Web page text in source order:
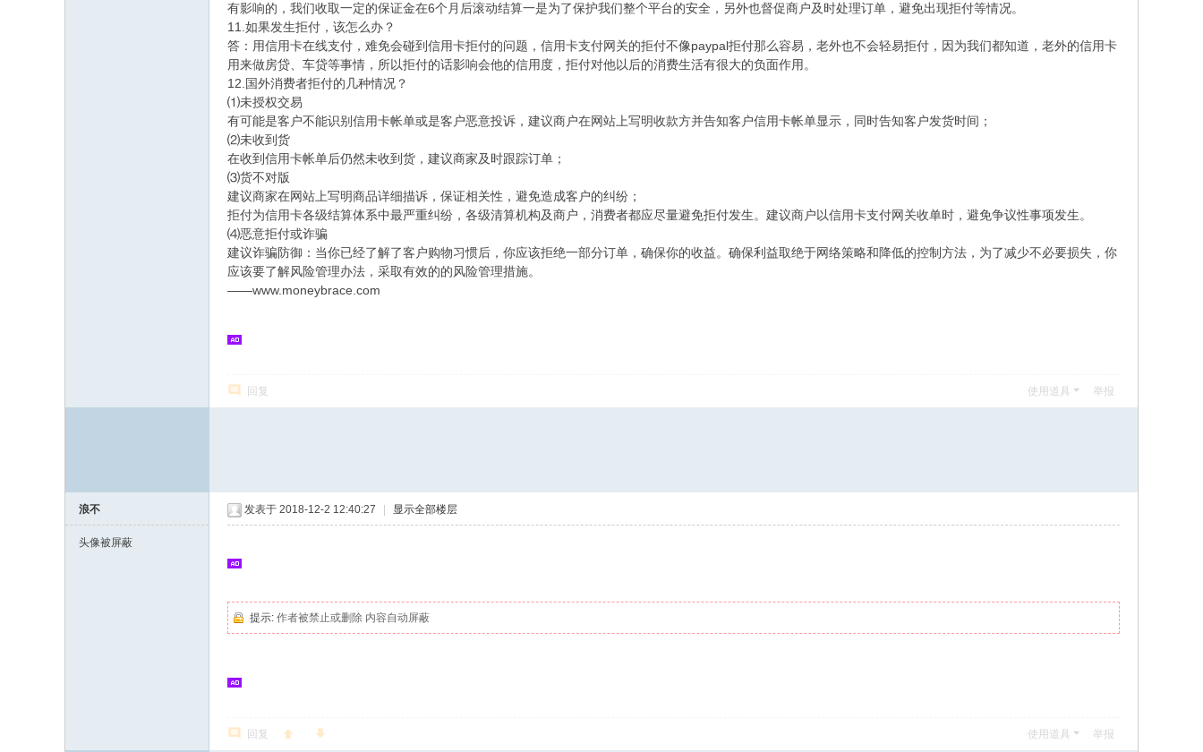
有影响的，我们收取一定的保证金在6个月后滚动结算一是为了保护我们整个平台的安全，另外也督促商户及时处理订单，避免出现拒付等情况。
11.如果发生拒付，该怎么办？
答：用信用卡在线支付，难免会碰到信用卡拒付的问题，信用卡支付网关的拒付不像paypal拒付那么容易，老外也不会轻易拒付，因为我们都知道，老外的信用卡
用来做房贷、车贷等事情，所以拒付的话影响会他的信用度，拒付对他以后的消费生活有很大的负面作用。
12.国外消费者拒付的几种情况？
⑴未授权交易
有可能是客户不能识别信用卡帐单或是客户恶意投诉，建议商户在网站上写明收款方并告知客户信用卡帐单显示，同时告知客户发货时间；
⑵未收到货
在收到信用卡帐单后仍然未收到货，建议商家及时跟踪订单；
⑶货不对版
建议商家在网站上写明商品详细描诉，保证相关性，避免造成客户的纠纷；
拒付为信用卡各级结算体系中最严重纠纷，各级清算机构及商户，消费者都应尽量避免拒付发生。建议商户以信用卡支付网关收单时，避免争议性事项发生。
⑷恶意拒付或诈骗
建议诈骗防御：当你已经了解了客户购物习惯后，你应该拒绝一部分订单，确保你的收益。确保利益取绝于网络策略和降低的控制方法，为了减少不必要损失，你
应该要了解风险管理办法，采取有效的的风险管理措施。
——www.moneybrace.com
回复 使用道具 举报
浪不
头像被屏蔽
发表于 2018-12-2 12:40:27 显示全部楼层
提示: 作者被禁止或删除 内容自动屏蔽
回复 使用道具 举报